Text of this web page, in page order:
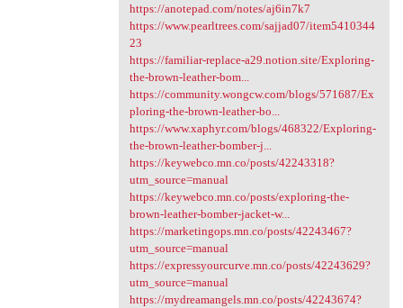
https://anotepad.com/notes/aj6in7k7
https://www.pearltrees.com/sajjad07/item5410344
23
https://familiar-replace-a29.notion.site/Exploring-
the-brown-leather-bom...
https://community.wongcw.com/blogs/571687/Ex
ploring-the-brown-leather-bo...
https://www.xaphyr.com/blogs/468322/Exploring-
the-brown-leather-bomber-j...
https://keywebco.mn.co/posts/42243318?
utm_source=manual
https://keywebco.mn.co/posts/exploring-the-
brown-leather-bomber-jacket-w...
https://marketingops.mn.co/posts/42243467?
utm_source=manual
https://expressyourcurve.mn.co/posts/42243629?
utm_source=manual
https://mydreamangels.mn.co/posts/42243674?